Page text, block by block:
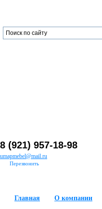
8 (921) 957-18-98
umapmebel@mail.ru
Перезвонить
Главная О компании